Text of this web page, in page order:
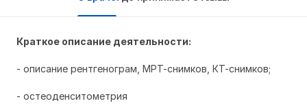
Краткое описание деятельности:
- описание рентгенограм, МРТ-снимков, КТ-снимков;
- остеоденситометрия